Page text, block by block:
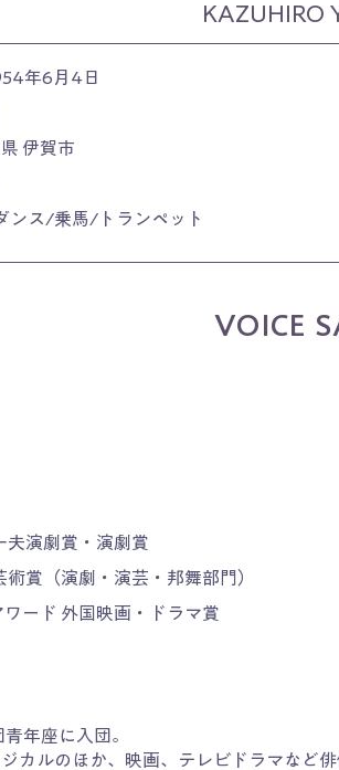
KAZUHIRO
年6月4日
伊賀市
ンス/乗馬/トランペット
VOICE
夫演劇賞・演劇賞
術賞（演劇・演芸・邦舞部門）
ワード 外国映画・ドラマ賞
年座に入団。
カルのほか、映画、テレビドラマなど